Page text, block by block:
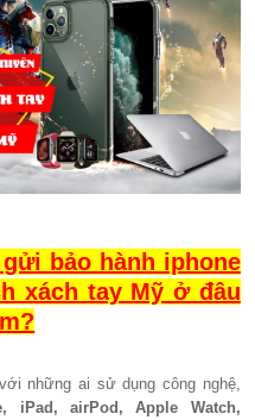
bảo hành iphone
xách tay Mỹ ở đâu
những ai sử dụng công nghệ,
iPad, airPod, Apple Watch,